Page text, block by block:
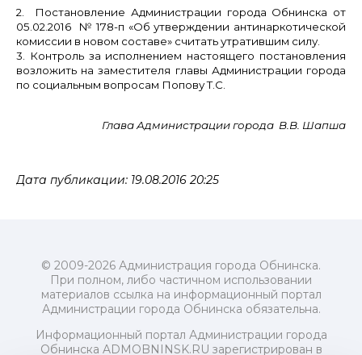
2. Постановление Администрации города Обнинска от
05.02.2016 № 178-п «Об утверждении антинаркотической
комиссии в новом составе» считать утратившим силу.
3. Контроль за исполнением настоящего постановления
возложить на заместителя главы Администрации города
по социальным вопросам Попову Т.С.
Глава Администрации города В.В. Шапша
Дата публикации: 19.08.2016 20:25
© 2009-2026 Администрация города Обнинска.
При полном, либо частичном использовании
материалов ссылка на информационный портал
Администрации города Обнинска обязательна.
Информационный портал Администрации города
Обнинска ADMOBNINSK.RU зарегистрирован в